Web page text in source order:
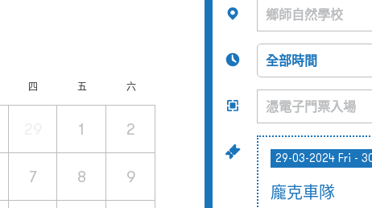
四 五 六
1 2
7 8 9
29-03-2024 Fri -
龐克車隊